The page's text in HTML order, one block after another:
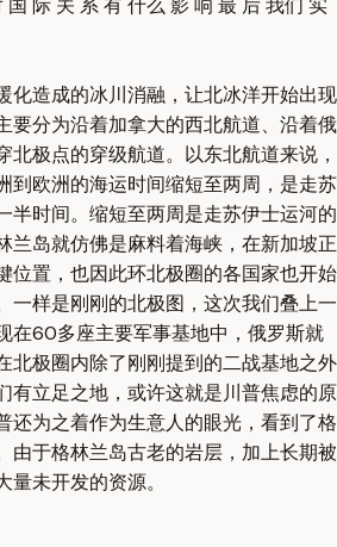
际 关 系 有 什么 影 响 最 后 我们 实
化造成的冰川消融，让北冰洋开始出现
要分为沿着加拿大的西北航道、沿着俄
北极点的穿级航道。以东北航道来说，
到欧洲的海运时间缩短至两周，是走苏
半时间。缩短至两周是走苏伊士运河的
兰岛就仿佛是麻料着海峡，在新加坡正
位置，也因此环北极圈的各国家也开始
一样是刚刚的北极图，这次我们叠上一
在60多座主要军事基地中，俄罗斯就
北极圈内除了刚刚提到的二战基地之外
有立足之地，或许这就是川普焦虑的原
还为之着作为生意人的眼光，看到了格
由于格林兰岛古老的岩层，加上长期被
未开发的资源。